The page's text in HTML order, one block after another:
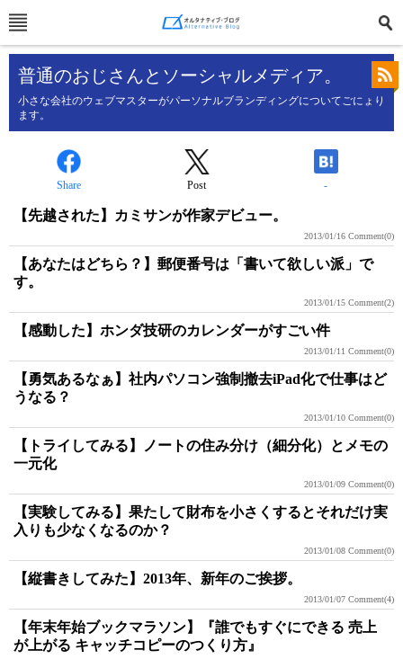
普通のおじさんとソーシャルメディア。
小さな会社のウェブマスターがパーソナルブランディングについてごにょり
ます。
Share Post -
【先越された】カミサンが作家デビュー。
2013/01/16 Comment(0)
【あなたはどちら？】郵便番号は「書いて欲しい派」で
す。
2013/01/15 Comment(2)
【感動した】ホンダ技研のカレンダーがすごい件
2013/01/11 Comment(0)
【勇気あるなぁ】社内パソコン強制撤去iPad化で仕事はど
うなる？
2013/01/10 Comment(0)
【トライしてみる】ノートの住み分け（細分化）とメモの
一元化
2013/01/09 Comment(0)
【実験してみる】果たして財布を小さくするとそれだけ実
入りも少なくなるのか？
2013/01/08 Comment(0)
【縦書きしてみた】2013年、新年のご挨拶。
2013/01/07 Comment(4)
【年末年始ブックマラソン】『誰でもすぐにできる 売上
が上がる キャッチコピーのつくり方』